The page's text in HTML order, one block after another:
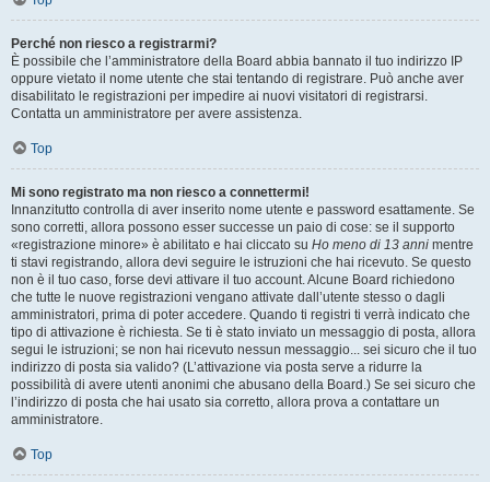
Perché non riesco a registrarmi?
È possibile che l’amministratore della Board abbia bannato il tuo indirizzo IP
oppure vietato il nome utente che stai tentando di registrare. Può anche aver
disabilitato le registrazioni per impedire ai nuovi visitatori di registrarsi.
Contatta un amministratore per avere assistenza.
Top
Mi sono registrato ma non riesco a connettermi!
Innanzitutto controlla di aver inserito nome utente e password esattamente. Se
sono corretti, allora possono esser successe un paio di cose: se il supporto
«registrazione minore» è abilitato e hai cliccato su Ho meno di 13 anni mentre
ti stavi registrando, allora devi seguire le istruzioni che hai ricevuto. Se questo
non è il tuo caso, forse devi attivare il tuo account. Alcune Board richiedono
che tutte le nuove registrazioni vengano attivate dall’utente stesso o dagli
amministratori, prima di poter accedere. Quando ti registri ti verrà indicato che
tipo di attivazione è richiesta. Se ti è stato inviato un messaggio di posta, allora
segui le istruzioni; se non hai ricevuto nessun messaggio... sei sicuro che il tuo
indirizzo di posta sia valido? (L’attivazione via posta serve a ridurre la
possibilità di avere utenti anonimi che abusano della Board.) Se sei sicuro che
l’indirizzo di posta che hai usato sia corretto, allora prova a contattare un
amministratore.
Top